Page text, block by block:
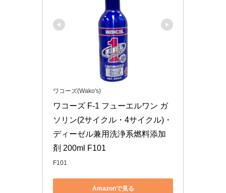
ワコーズ(Wako's)
ワコーズ F-1 フューエルワン ガ
ソリン(2サイクル・4サイクル)・
ディーゼル兼用洗浄系燃料添加
剤 200ml F101
F101
Amazonで見る